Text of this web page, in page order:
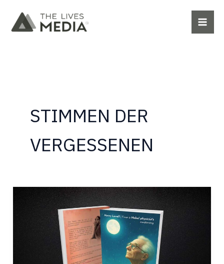
Inhalt
springen
STIMMEN DER
VERGESSENEN